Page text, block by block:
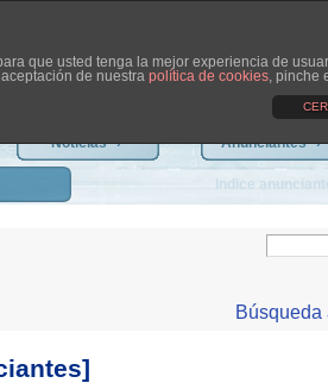
Noticias › Anunciantes ›
Indice
Búsqueda
que usted tenga la mejor experiencia de
de nuestra política de cookies, pinche